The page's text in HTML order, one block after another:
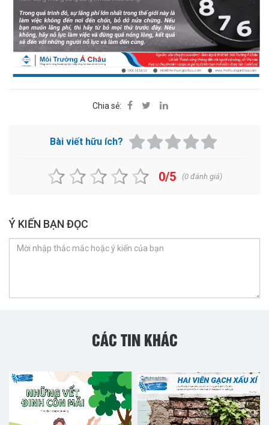
Chia sẻ:
Bài viết hữu ích?
0/5 (0đánh giá)
Ý KIẾN BẠN ĐỌC
CÁC TIN KHÁC